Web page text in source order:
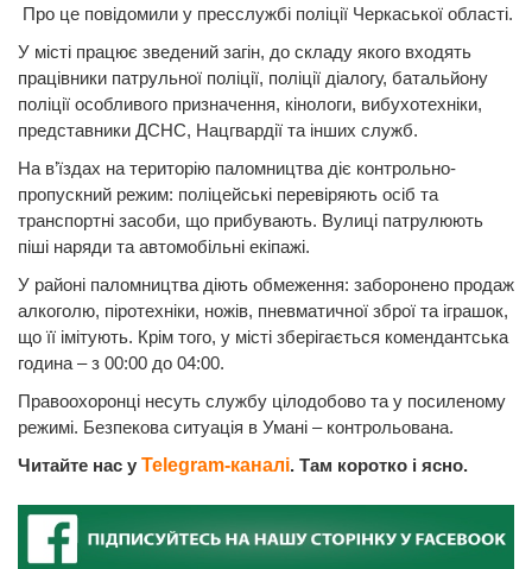
Про це повідомили у пресслужбі поліції Черкаської області.
У місті працює зведений загін, до складу якого входять
працівники патрульної поліції, поліції діалогу, батальйону
поліції особливого призначення, кінологи, вибухотехніки,
представники ДСНС, Нацгвардії та інших служб.
На в’їздах на територію паломництва діє контрольно-
пропускний режим: поліцейські перевіряють осіб та
транспортні засоби, що прибувають. Вулиці патрулюють
піші наряди та автомобільні екіпажі.
У районі паломництва діють обмеження: заборонено продаж
алкоголю, піротехніки, ножів, пневматичної зброї та іграшок,
що її імітують. Крім того, у місті зберігається комендантська
година – з 00:00 до 04:00.
Правоохоронці несуть службу цілодобово та у посиленому
режимі. Безпекова ситуація в Умані – контрольована.
Читайте нас у Telegram-каналі. Там коротко і ясно.